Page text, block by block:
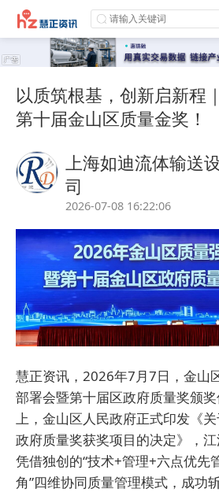
以质筑根基，创新启新程
第十届金山区质量金奖！
上海如迪流体输送
司
2026-07-08 16:22:06
慧正资讯，2026年7月7日，金山
部署会暨第十届区政府质量奖颁
上，金山区人民政府正式印发《
政府质量奖获奖项目的决定》，
凭借独创的“技术+管理+六点优先
角”四维协同质量管理模式，成功